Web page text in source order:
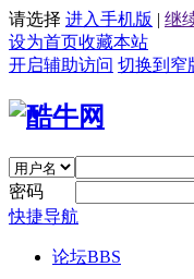
请选择 进入手机版 | 继
设为首页收藏本站
开启辅助访问 切换到窄
密码
快捷导航
论坛BBS